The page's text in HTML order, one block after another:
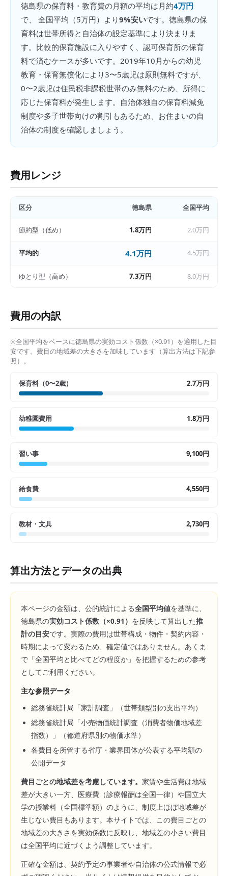
徳島県の保育料・教育費の月額の平均は月約4万円
で、 全国平均（5万円）より9%安いです。 徳島県の保
育料は世帯所得と自治体の設定基準により決まりま
す。比較的保育施設に入りやすく、認可保育所の保育
料で済むケースが多いです。2019年10月からの幼児
教育・保育無償化により3〜5歳児は原則無料ですが、
0〜2歳児は住民税非課税世帯のみ無料のため、所得に
応じた保育料が発生します。自治体独自の保育料減免
制度や多子世帯向けの割引もあるため、お住まいの自
治体の制度を確認しましょう。
費用レンジ
区分 徳島県 全国平均
節約型（低め） 1.8万円 2.0万円
平均的 4.1万円 4.5万円
ゆとり型（高め） 7.3万円 8.0万円
費用の内訳
※全国平均をベースに徳島県の実効コスト係数（×0.91 ）を適用した目
安です。費目の地域差の大きさを加味しています（算出方法は下記参
照）。
保育料（0〜2歳） 2.7万円
幼稚園費用 1.8万円
習い事 9,100円
給食費 4,550円
教材・文具 2,730円
算出方法とデータの出典
本ページの金額は、公的統計による全国平均値を基準に、
徳島県の実効コスト係数（×0.91 ） を反映して算出した推
計の目安です。実際の費用は世帯構成・物件・契約内容・
時期によって変わるため、確定値ではありません。あくま
で「全国平均と比べてどの程度か」を把握するための参考
としてご利用ください。
主な参照データ
総務省統計局「家計調査」（世帯類型別の支出平均）
総務省統計局「小売物価統計調査（消費者物価地域差
指数）」（都道府県別の物価水準）
各費目を所管する省庁・業界団体が公表する平均額の
公開データ
費目ごとの地域差を考慮しています。 家賃や生活費は地域
差が大きい一方、医療費（診療報酬は全国一律）や国立大
学の授業料（全国標準額）のように、制度上ほぼ地域差が
生じない費目もあります。本サイトでは、この費目ごとの
地域差の大きさを実効係数に反映し、地域差の小さい費目
は全国平均に近づくよう調整しています。
正確な金額は、契約予定の事業者や自治体の公式情報で必